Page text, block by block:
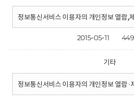
정보통신서비스 이용자의 개인정보 열람,
2015-05-11
기타
정보통신서비스 이용자의 개인정보 열람·